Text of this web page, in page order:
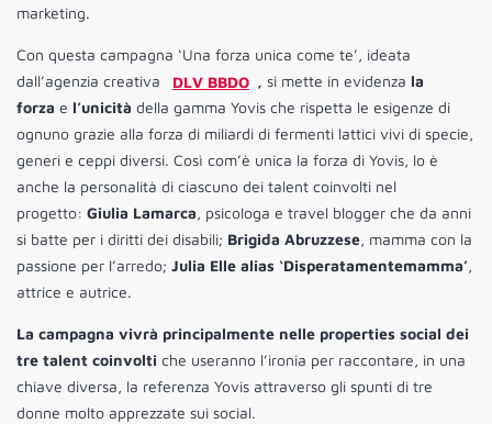
marketing.
Con questa campagna ‘Una forza unica come te’, ideata
dall’agenzia creativa
DLV BBDO , si mette in evidenza la
forza e l’unicità della gamma Yovis che rispetta le esigenze di
ognuno grazie alla forza di miliardi di fermenti lattici vivi di specie,
generi e ceppi diversi. Così com’è unica la forza di Yovis, lo è
anche la personalità di ciascuno dei talent coinvolti nel
progetto: Giulia Lamarca, psicologa e travel blogger che da anni
si batte per i diritti dei disabili; Brigida Abruzzese, mamma con la
passione per l’arredo; Julia Elle alias ‘Disperatamentemamma’,
attrice e autrice.
La campagna vivrà principalmente nelle properties social dei
tre talent coinvolti che useranno l’ironia per raccontare, in una
chiave diversa, la referenza Yovis attraverso gli spunti di tre
donne molto apprezzate sui social.